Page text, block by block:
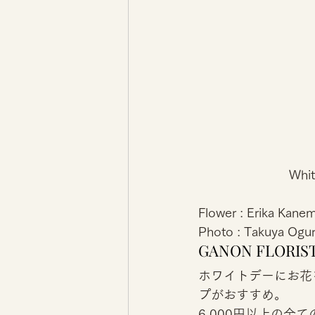
Flower : Erika
Photo : Takuya
GANON
ホワイトデーにお
プがおすすめ。